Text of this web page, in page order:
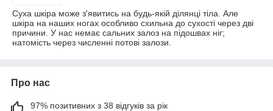
Суха шкіра може з'явитись на будь-якій ділянці тіла. Але
шкіра на наших ногах особливо схильна до сухості через дві
причини. У нас немає сальних залоз на підошвах ніг;
натомість через численні потові залози.
Про нас
97% позитивних з 38 відгуків за рік